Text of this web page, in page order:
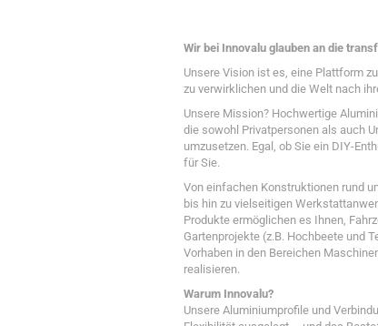
Wir bei Innovalu glauben an die
Unsere Vision ist es, eine Plattform
zu verwirklichen und die Welt nach
Unsere Mission? Hochwertige
die sowohl Privatpersonen als auch
umzusetzen. Egal, ob Sie ein DIY-
für Sie.
Von einfachen Konstruktionen rund
bis hin zu vielseitigen
Produkte ermöglichen es Ihnen,
Gartenprojekte (z.B. Hochbeete und
Vorhaben in den Bereichen
realisieren.
Warum Innovalu?
Unsere Aluminiumprofile und